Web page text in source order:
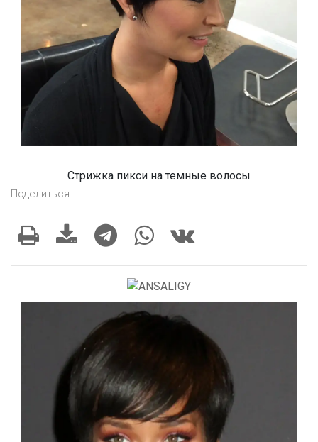
Стрижка пикси на темные волосы
Поделиться: